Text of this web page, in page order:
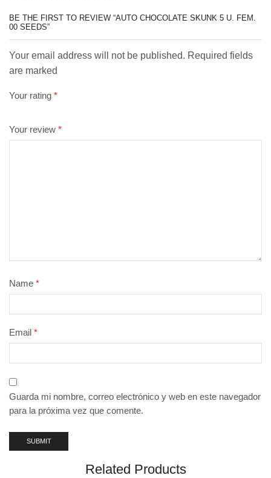
BE THE FIRST TO REVIEW “AUTO CHOCOLATE SKUNK 5 U. FEM.
00 SEEDS”
Your email address will not be published. Required fields
are marked
Your rating *
Your review *
Name *
Email *
Guarda mi nombre, correo electrónico y web en este navegador
para la próxima vez que comente.
Related Products